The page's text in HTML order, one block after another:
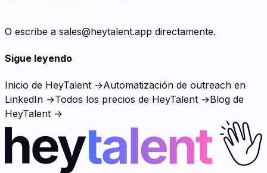
O escribe a sales@heytalent.app directamente.
Sigue leyendo
Inicio de HeyTalent →Automatización de outreach en
LinkedIn →Todos los precios de HeyTalent →Blog de
HeyTalent →